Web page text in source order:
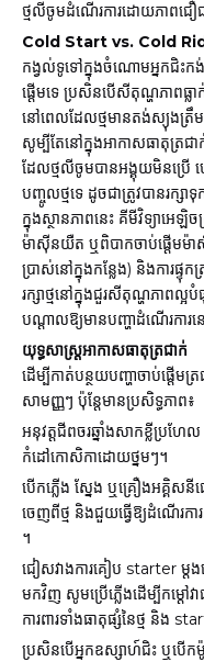
ថ្មលីចូមដំណើរការដោយភាពជ
Cold Start vs. Cold
កង្វល់ទូទៅក្នុងចំណោមអ្នកជិះ
ផ្តើមទេ ប្រសិនបើសីតុណ្ហភាពធ្ល
នៅពេលដែលថ្មមានតង់ស្យុងត្រឹម
សូម្បីតែនៅក្នុងអាកាសធាតុត្រ
ដែលថ្មលីចូមបានអង្គុយមិនប្រើ
បញ្ចូលថ្មទេ ដូចជាត្រូវបានរក្សា
ក្នុងស្ថានភាពនេះ គីមីវិទ្យាអេ
ម៉ាស៊ីនយឺត ឬពិបាកចាប់ផ្តើមម៉ាស៊ី
ប្រាស់នៅក្នុងកន្លែង) និងការផ្
រក្សាថ្មនៅក្នុងជួរសីតុណ្ហភាពល្អ
បណ្តាលឱ្យមានបញ្ហាដំណើរការ
យុទ្ធសាស្ត្រអាកាសធាតុត្រជាក់
ដើម្បីកាត់បន្ថយបញ្ហាចាប់ផ្តើម
សាមញ្ញៗ ប៉ុន្តែមានប្រសិទ្ធភាព៖
អនុវត្តជីពចរឆ្នាំងសាកខ្លីប្រហ
កំដៅកោសិកាដោយថ្នមៗ។
បើកភ្លើង ស្នែង ឬគ្រឿងអគ្គិស
ចេញពីថ្ម និងជួយធ្វើឱ្យដំណើរកា
។
ជៀសវាងការគៀប starter ម្ត
មកវិញ សូមប្រើភ្លើងដើម្បីកម្ត
ការពារទាំងធាតុផ្សំនៃថ្ម និង
ប្រសិនបើអ្នកឧស្សាហ៍ជិះ ឬបើក